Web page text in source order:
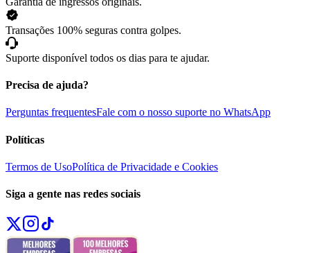
Transações 100% seguras contra golpes.
Suporte disponível todos os dias para te ajudar.
Precisa de ajuda?
Perguntas frequentesFale com o nosso suporte no WhatsApp
Políticas
Termos de UsoPolítica de Privacidade e Cookies
Siga a gente nas redes sociais